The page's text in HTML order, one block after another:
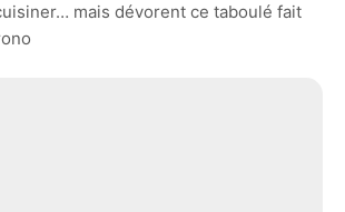
mais dévorent ce taboulé fait